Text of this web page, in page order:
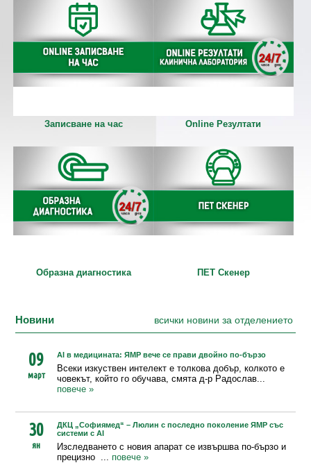
Записване на час Online Резултати
Образна диагностика ПЕТ Скенер
Новини всички новини за отделението
09
март
AI в медицината: ЯМР вече се прави двойно по-бързо
Всеки изкуствен интелект е толкова добър, колкото е
човекът, който го обучава, смята д-р Радослав...
повече »
30
ян
ДКЦ „Софиямед“ – Люлин с последно поколение ЯМР със
системи с AI
Изследването с новия апарат се извършва по-бързо и
прецизно ... повече »